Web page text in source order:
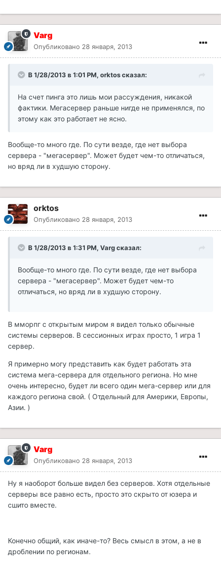
Varg
Опубликовано 28 января, 2013
В 1/28/2013 в 1:01 PM, orktos сказал:
На счет пинга это лишь мои рассуждения, никакой
фактики. Мегасервер раньше нигде не применялся, по
этому как это работает не ясно.
Вообще-то много где. По сути везде, где нет выбора
сервера - "мегасервер". Может будет чем-то отличаться,
но вряд ли в худшую сторону.
orktos
Опубликовано 28 января, 2013
В 1/28/2013 в 1:31 PM, Varg сказал:
Вообще-то много где. По сути везде, где нет выбора
сервера - "мегасервер". Может будет чем-то
отличаться, но вряд ли в худшую сторону.
В мморпг с открытым миром я видел только обычные
системы серверов. В сессионных играх просто, 1 игра 1
сервер.
Я примерно могу представить как будет работать эта
система мега-сервера для отдельного региона. Но мне
очень интересно, будет ли всего один мега-сервер или для
каждого региона свой. ( Отдельный для Америки, Европы,
Азии. )
Varg
Опубликовано 28 января, 2013
Ну я наоборот больше видел без серверов. Хотя отдельные
серверы все равно есть, просто это скрыто от юзера и
сшито вместе.
Конечно общий, как иначе-то? Весь смысл в этом, а не в
дроблении по регионам.